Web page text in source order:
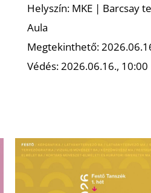
Helyszín: MKE | Barcsay
Aula
Megtekinthető:
Védés: 2026.06.16., 10:00